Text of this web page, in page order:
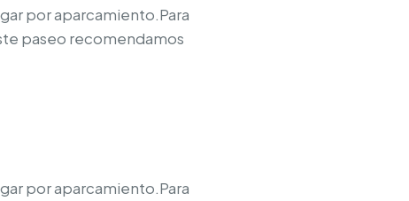
por aparcamiento.Para
paseo recomendamos
por aparcamiento.Para